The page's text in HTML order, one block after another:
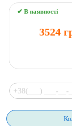
✔ В наявності
3524